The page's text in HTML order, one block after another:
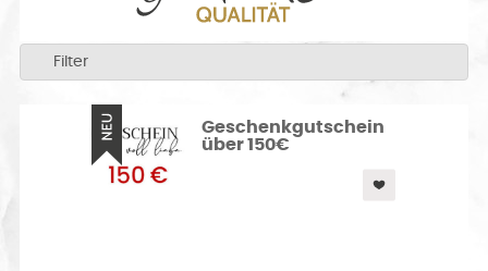
Filter
Geschenkgutschein
über 150€